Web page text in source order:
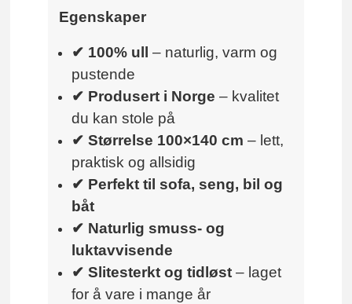
Egenskaper
✔ 100% ull – naturlig, varm og
pustende
✔ Produsert i Norge – kvalitet
du kan stole på
✔ Størrelse 100×140 cm – lett,
praktisk og allsidig
✔ Perfekt til sofa, seng, bil og
båt
✔ Naturlig smuss- og
luktavvisende
✔ Slitesterkt og tidløst– laget
for å vare i mange år